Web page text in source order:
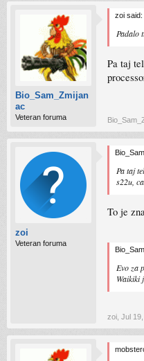
Bio_Sam_Zmijan
ac
Veteran foruma
zoi said:
Padalo
Pa taj
zoi
Veteran foruma
Pa taj
s22u,
To je
Evo za
Waikiki
zoi Jul